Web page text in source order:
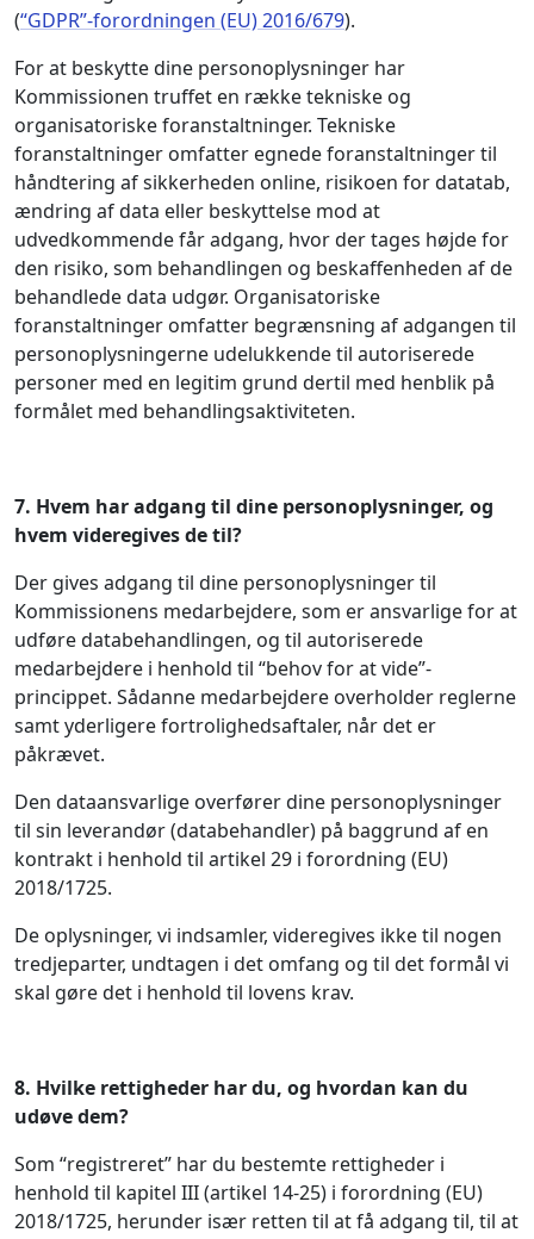
(“GDPR”-forordningen (EU) 2016/679).
For at beskytte dine personoplysninger har
Kommissionen truffet en række tekniske og
organisatoriske foranstaltninger. Tekniske
foranstaltninger omfatter egnede foranstaltninger til
håndtering af sikkerheden online, risikoen for datatab,
ændring af data eller beskyttelse mod at
udvedkommende får adgang, hvor der tages højde for
den risiko, som behandlingen og beskaffenheden af de
behandlede data udgør. Organisatoriske
foranstaltninger omfatter begrænsning af adgangen til
personoplysningerne udelukkende til autoriserede
personer med en legitim grund dertil med henblik på
formålet med behandlingsaktiviteten.
7. Hvem har adgang til dine personoplysninger, og
hvem videregives de til?
Der gives adgang til dine personoplysninger til
Kommissionens medarbejdere, som er ansvarlige for at
udføre databehandlingen, og til autoriserede
medarbejdere i henhold til “behov for at vide”-
princippet. Sådanne medarbejdere overholder reglerne
samt yderligere fortrolighedsaftaler, når det er
påkrævet.
Den dataansvarlige overfører dine personoplysninger
til sin leverandør (databehandler) på baggrund af en
kontrakt i henhold til artikel 29 i forordning (EU)
2018/1725.
De oplysninger, vi indsamler, videregives ikke til nogen
tredjeparter, undtagen i det omfang og til det formål vi
skal gøre det i henhold til lovens krav.
8. Hvilke rettigheder har du, og hvordan kan du
udøve dem?
Som “registreret” har du bestemte rettigheder i
henhold til kapitel III (artikel 14-25) i forordning (EU)
2018/1725, herunder især retten til at få adgang til, til at